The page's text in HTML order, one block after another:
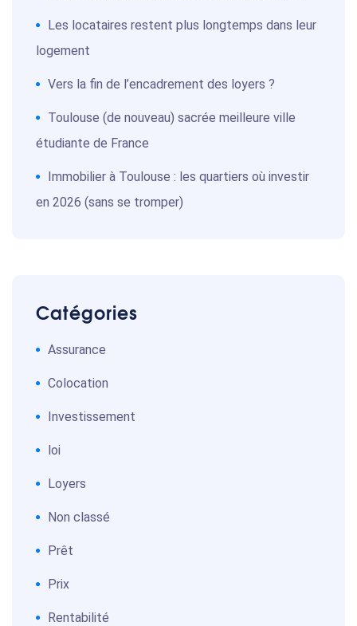
Les locataires restent plus longtemps dans leur
logement
Vers la fin de l’encadrement des loyers ?
Toulouse (de nouveau) sacrée meilleure ville
étudiante de France
Immobilier à Toulouse : les quartiers où investir
en 2026 (sans se tromper)
Catégories
Assurance
Colocation
Investissement
loi
Loyers
Non classé
Prêt
Prix
Rentabilité